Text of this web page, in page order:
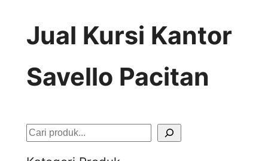
Jual Kursi Kantor
Savello Pacitan
S